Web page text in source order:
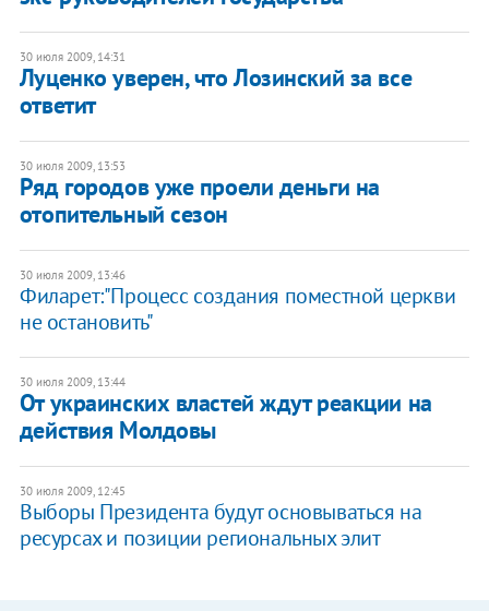
30 июля 2009, 14:31
Луценко уверен, что Лозинский за все
ответит
30 июля 2009, 13:53
Ряд городов уже проели деньги на
отопительный сезон
30 июля 2009, 13:46
Филарет:"Процесс создания поместной церкви
не остановить"
30 июля 2009, 13:44
От украинских властей ждут реакции на
действия Молдовы
30 июля 2009, 12:45
Выборы Президента будут основываться на
ресурсах и позиции региональных элит